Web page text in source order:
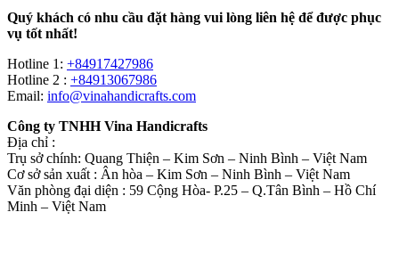
Quý khách có nhu cầu đặt hàng vui lòng liên hệ để được phục
vụ tốt nhất!
Hotline 1: +84917427986
Hotline 2 : +84913067986
Email: info@vinahandicrafts.com
Công ty TNHH Vina Handicrafts
Địa chỉ :
Trụ sở chính: Quang Thiện – Kim Sơn – Ninh Bình – Việt Nam
Cơ sở sản xuất : Ân hòa – Kim Sơn – Ninh Bình – Việt Nam
Văn phòng đại diện : 59 Cộng Hòa- P.25 – Q.Tân Bình – Hồ Chí
Minh – Việt Nam